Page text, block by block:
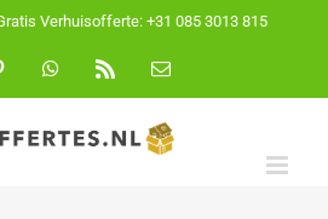
Verhuisofferte: +31 085 3013 815
Pinterest WhatsApp
E-